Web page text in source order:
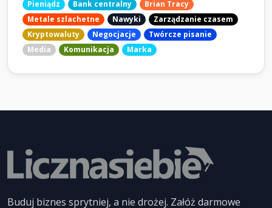
Pieniądz
Bank centralny
Brian Tracy
Metale szlachetne
Nawyki
Zarządzanie czasem
Kryptowaluty
Negocjacje
Twórcze pisanie
Media
Komunikacja Marka
Buduj biznes sprytniej, a nie drożej. Załóż darmowe